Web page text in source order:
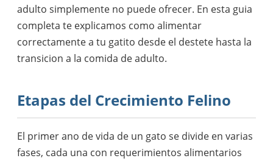
adulto simplemente no puede ofrecer. En esta guia
completa te explicamos como alimentar
correctamente a tu gatito desde el destete hasta la
transicion a la comida de adulto.
Etapas del Crecimiento Felino
El primer ano de vida de un gato se divide en varias
fases, cada una con requerimientos alimentarios